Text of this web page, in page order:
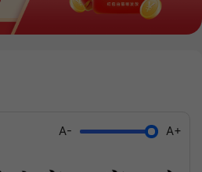
A- A+